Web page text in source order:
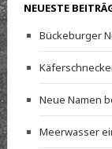
NEUESTE
Bückeburger
Neue Namen
Meerwasser